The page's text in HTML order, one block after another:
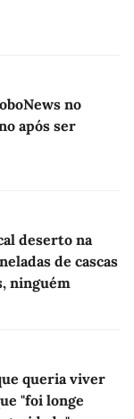
no
após ser
deserto na
de cascas
ninguém
queria viver
"foi longe